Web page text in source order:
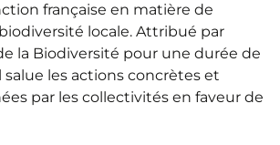
française en matière de
locale. Attribué par
de la Biodiversité pour une durée de
salue les actions concrètes et
par les collectivités en faveur de